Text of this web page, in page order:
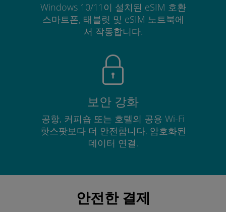
Windows 10/11이 설치된 eSIM 호환
스마트폰, 태블릿 및 eSIM 노트북에
서 작동합니다.
보안 강화
공항, 커피숍 또는 호텔의 공용 Wi-Fi
핫스팟보다 더 안전합니다. 암호화된
데이터 연결.
안전한 결제